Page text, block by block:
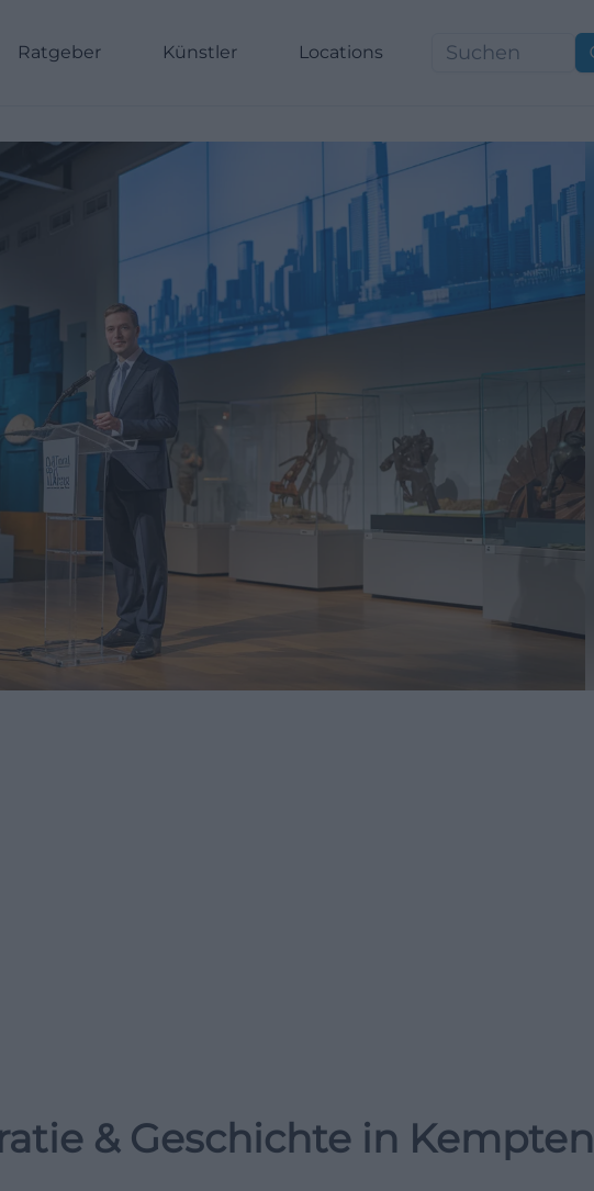
Ratgeber Künstler Locations
& Geschichte in Kempten